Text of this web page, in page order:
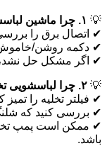
💡 ۱. چرا ماشین لباسشویی روشن نمی شود؟
✔ اتصال برق را
✔ دکمه روشن/خاموش
✔ اگر مشکل حل نشد،
💡 ۲. چرا لباسشویی تخلیه نمی کند؟
✔ فیلتر تخلیه را تمیز
✔ بررسی کنید که
✔ ممکن است پمپ
باشد.